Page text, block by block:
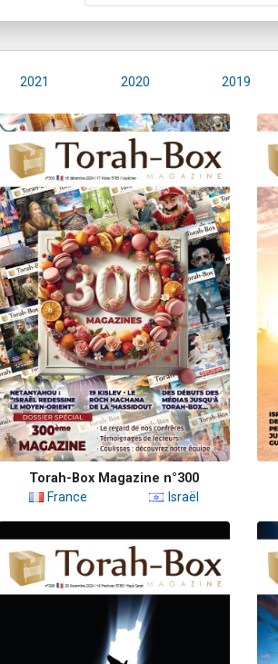
2021 2020 2019
Torah-Box Magazine n°300
France
Israël